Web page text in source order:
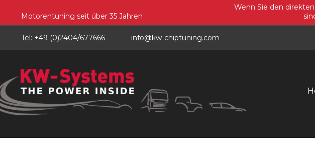
Motorentuning seit über 35 Jahren
Wenn Sie den
Tel: +49 (0)2404/677666 info@kw-chiptuning.com